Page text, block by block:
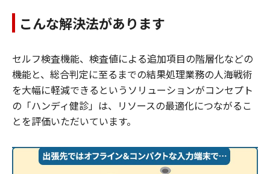
こんな解決法があります
セルフ検査機能、検査値による追加項目の階層化などの
機能と、総合判定に至るまでの結果処理業務の人海戦術
を大幅に軽減できるというソリューションがコンセプト
の「ハンディ健診」は、リソースの最適化につながるこ
とを評価いただいています。